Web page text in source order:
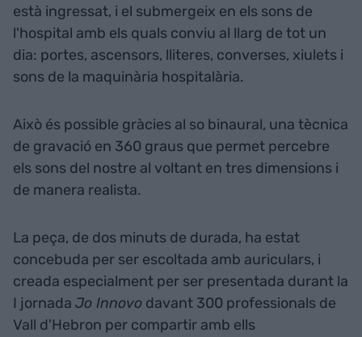
està ingressat, i el submergeix en els sons de
l'hospital amb els quals conviu al llarg de tot un
dia: portes, ascensors, lliteres, converses, xiulets i
sons de la maquinària hospitalària.
Això és possible gràcies al so binaural, una tècnica
de gravació en 360 graus que permet percebre
els sons del nostre al voltant en tres dimensions i
de manera realista.
La peça, de dos minuts de durada, ha estat
concebuda per ser escoltada amb auriculars, i
creada especialment per ser presentada durant la
I jornada Jo Innovo davant 300 professionals de
Vall d'Hebron per compartir amb ells